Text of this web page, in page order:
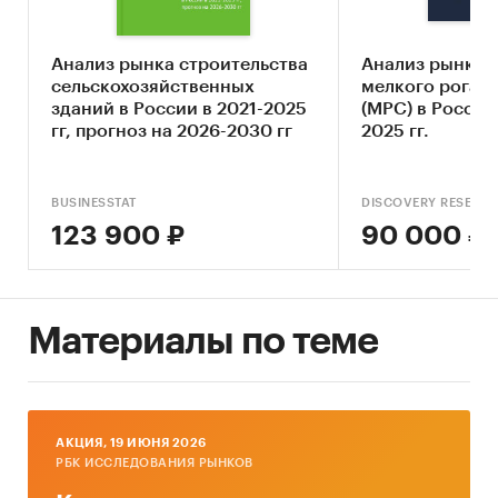
Описание основных конкурентов
Оценка текущих тенденций и перспектив
развития рынка
Анализ отраслевых показателей финансово-
Оценка факторов инвестиционной
привлекательности рынка страхования
Составление прогноза развития рынка до
Основные блоки исследования:
Конкурентный анализ на рынке
Анализ рынка строительства
сельскохозяйственных
зданий в России в 2021-2025
гг, прогноз на 2026-2030 гг
BUSINESSTAT
123 900 ₽
Анализ рынка
мелкого
(МРС) в России
2025 гг.
DISCOVERY
90 000 ₽
Материалы по теме
AКЦИЯ, 19 ИЮНЯ 2026
РБК ИССЛЕДОВАНИЯ РЫНКОВ